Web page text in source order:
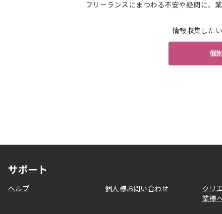
フリーランスにまつわる不安や疑問に、
情報収集した
個
サポート
ヘルプ 個人様お問い合わせ
クリ
業様